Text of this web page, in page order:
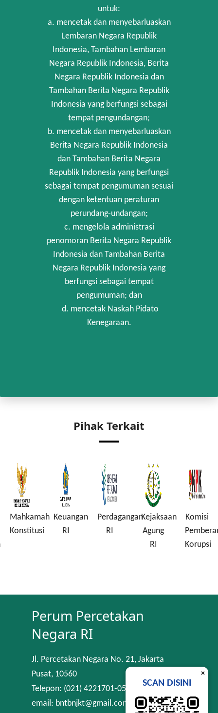
untuk:
a. mencetak dan menyebarluaskan
Lembaran Negara Republik
Indonesia, Tambahan Lembaran
Negara Republik Indonesia, Berita
Negara Republik Indonesia dan
Tambahan Berita Negara Republik
Indonesia yang berfungsi sebagai
tempat pengundangan;
b. mencetak dan menyebarluaskan
Berita Negara Republik Indonesia
dan Tambahan Berita Negara
Republik Indonesia yang berfungsi
sebagai tempat pengumuman sesuai
dengan ketentuan peraturan
perundang-undangan;
c. mengelola administrasi
penomoran Berita Negara Republik
Indonesia dan Tambahan Berita
Negara Republik Indonesia yang
berfungsi sebagai tempat
pengumuman; dan
d. mencetak Naskah Pidato
Kenegaraan.
Pihak Terkait
Mahkamah
Konstitusi
Keuangan
RI
Perdagangan
RI
Kejaksaan
Agung
RI
Komisi
Korupsi
Perum Percetakan
Negara RI
Jl. Percetakan Negara No. 21, Jakarta
Pusat, 10560
Telepon: (021) 4221701-05
email: bntbnjkt@gmail.com
×
SCAN DISINI